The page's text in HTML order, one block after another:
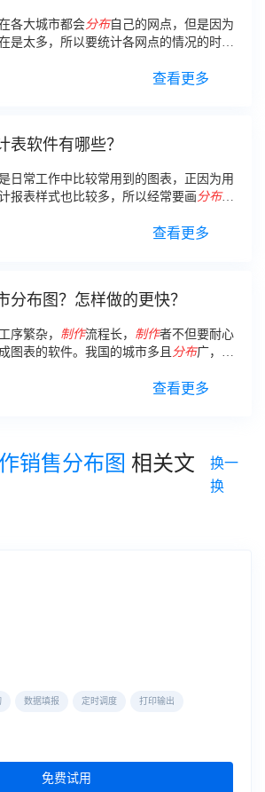
各大城市都会分布自己的网点，但是因为
是太多，所以要统计各网点的情况的时
查看更多
表软件有哪些？
日常工作中比较常用到的图表，正因为用
报表样式也比较多，所以经常要画 分布图
查看更多
分布图？怎样做的更快？
序繁杂， 制作流程长， 制作者不但要耐心
图表的软件。我国的城市多且 分布广，所
成。
查看更多
销售分布图 相关文
换一
换
数据填报 定时调度 打印输出
免费试用